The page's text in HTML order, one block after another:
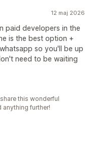
12 maj 2026
paid developers in the
is the best option +
so you'll be up
need to be waiting
this wonderful
anything further!